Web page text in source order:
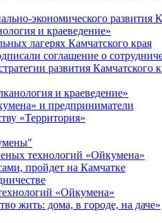
экономического развития
и краеведение»
лагерях Камчатского края
соглашение о
развития Камчатского
и краеведение»
и предприниматели
«Территория»
технологий «Ойкумена»
пройдет на Камчатке
«Ойкумена»
жить: дома, в городе, на даче»